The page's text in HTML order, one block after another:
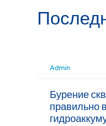
Admin
Бурение
правильно